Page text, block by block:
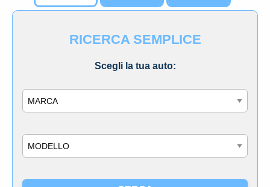
RICERCA SEMPLICE
Scegli la tua auto: